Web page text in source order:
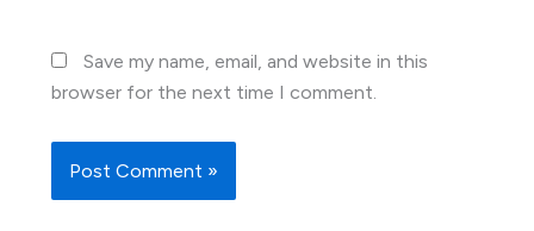
Save my name, email, and website in this
browser for the next time I comment.